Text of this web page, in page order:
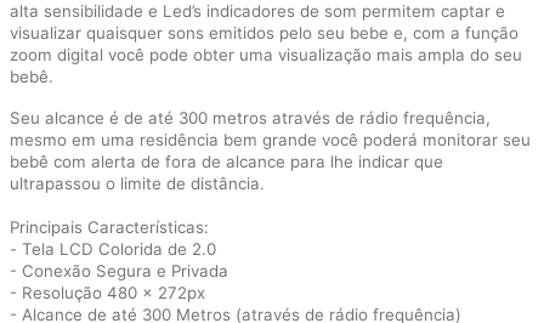
alta sensibilidade e Led’s indicadores de som permitem captar e
visualizar quaisquer sons emitidos pelo seu bebe e, com a função
zoom digital você pode obter uma visualização mais ampla do seu
bebê.
Seu alcance é de até 300 metros através de rádio frequência,
mesmo em uma residência bem grande você poderá monitorar seu
bebê com alerta de fora de alcance para lhe indicar que
ultrapassou o limite de distância.
Principais Características:
- Tela LCD Colorida de 2.0
- Conexão Segura e Privada
- Resolução 480 x 272px
- Alcance de até 300 Metros (através de rádio frequência)